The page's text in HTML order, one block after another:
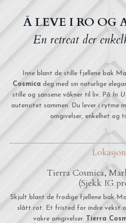
Å LEVE I RO OG
En retreat der
Inne blant de stille fjellene bak
Cosmica deg med sin naturlige
stille og sansene våkner til liv. På In
autensitet sammen. Du lever i rytme
omgivelser, enkelhet og
Lokasjon
Tierra Cosmica,
(Sjekk IG
Skjult blant de frodige fjellene bak
slått rot. Et fristed for indre vekst
vakre omgivelser.
Tierra